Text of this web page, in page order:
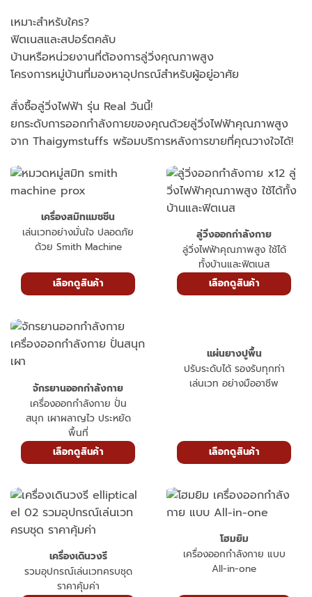
เหมาะสำหรับใคร?
ฟิตเนสและสปอร์ตคลับ
บ้านหรือหน่วยงานที่ต้องการลู่วิ่งคุณภาพสูง
โครงการหมู่บ้านที่มองหาอุปกรณ์สำหรับผู้อยู่อาศัย
สั่งซื้อลู่วิ่งไฟฟ้า รุ่น Real วันนี้!
ยกระดับการออกกำลังกายของคุณด้วยลู่วิ่งไฟฟ้าคุณภาพสูง
จาก Thaigymstuffs พร้อมบริการหลังการขายที่คุณวางใจได้!
เครื่องสมิทแมชชีน
เล่นเวทอย่างมั่นใจ ปลอดภัย
ด้วย Smith Machine
เลือกดูสินค้า
ลู่วิ่งออกกำลังกาย
ลู่วิ่งไฟฟ้าคุณภาพสูง ใช้ได้
ทั้งบ้านและฟิตเนส
เลือกดูสินค้า
จักรยานออกกำลังกาย
เครื่องออกกำลังกาย ปั่น
สนุก เผาผลาญไว ประหยัด
พื้นที่
เลือกดูสินค้า
แผ่นยางปูพื้น
ปรับระดับได้ รองรับทุกท่า
เล่นเวท อย่างมืออาชีพ
เลือกดูสินค้า
เครื่องเดินวงรี
รวมอุปกรณ์เล่นเวทครบชุด
ราคาคุ้มค่า
โฮมยิม
เครื่องออกกำลังกาย แบบ
All-in-one